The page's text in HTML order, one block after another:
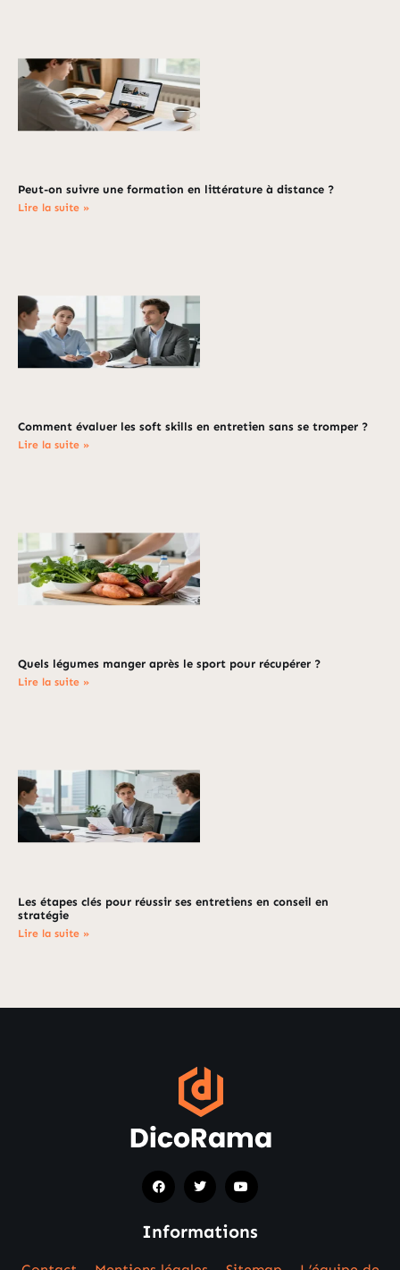
Peut-on suivre une formation en littérature à distance ?
Lire la suite »
Comment évaluer les soft skills en entretien sans se tromper ?
Lire la suite »
Quels légumes manger après le sport pour récupérer ?
Lire la suite »
Les étapes clés pour réussir ses entretiens en conseil en
stratégie
Lire la suite »
Informations